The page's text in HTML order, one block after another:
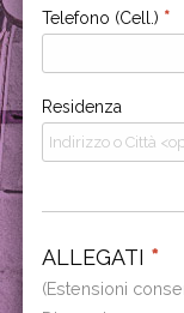
Telefono (Cell.) *
Residenza
ALLEGATI *
(Estensioni